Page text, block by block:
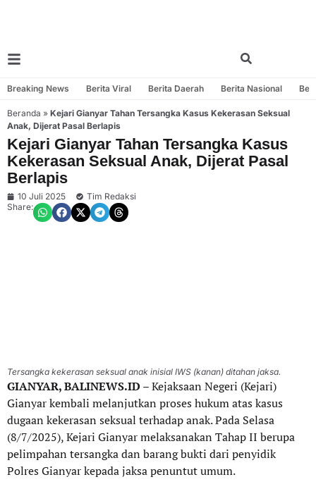
Breaking News Berita Viral Berita Daerah Berita Nasional
Beranda » Kejari Gianyar Tahan Tersangka Kasus Kekerasan Seksual
Anak, Dijerat Pasal Berlapis
Kejari Gianyar Tahan Tersangka Kasus
Kekerasan Seksual Anak, Dijerat Pasal
Berlapis
10 Juli 2025
Tim Redaksi
Share:
Tersangka kekerasan seksual anak inisial IWS (kanan) ditahan jaksa.
GIANYAR, BALINEWS.ID– Kejaksaan Negeri (Kejari)
Gianyar kembali melanjutkan proses hukum atas kasus
dugaan kekerasan seksual terhadap anak. Pada Selasa
(8/7/2025), Kejari Gianyar melaksanakan Tahap II berupa
pelimpahan tersangka dan barang bukti dari penyidik
Polres Gianyar kepada jaksa penuntut umum.